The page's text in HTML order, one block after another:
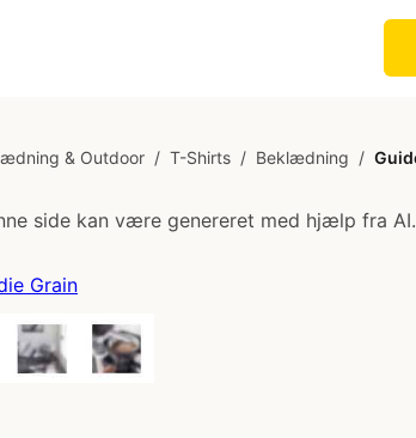
& Outdoor / T-Shirts / Beklædning /
side kan være genereret med hjælp fra AI.